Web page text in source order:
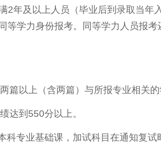
2年及以上人员（毕业后到录取当年
等学力身份报考。同等学力人员报考
以上（含两篇）与所报专业相关的
达到550分以上。
专业基础课，加试科目在通知复试